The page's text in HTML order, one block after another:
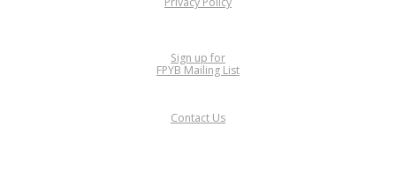
Sign up for
FPYB Mailing List
Contact Us